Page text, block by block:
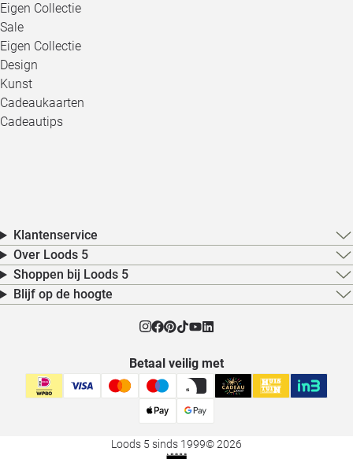
Eigen Collectie
Sale
Eigen Collectie
Design
Kunst
Cadeaukaarten
Cadeautips
Klantenservice
Over Loods 5
Shoppen bij Loods 5
Blijf op de hoogte
Betaal veilig met
Loods 5 sinds 1999© 2026